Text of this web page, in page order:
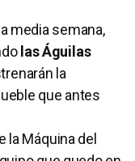
media semana,
las Águilas
la
que antes
la Máquina del